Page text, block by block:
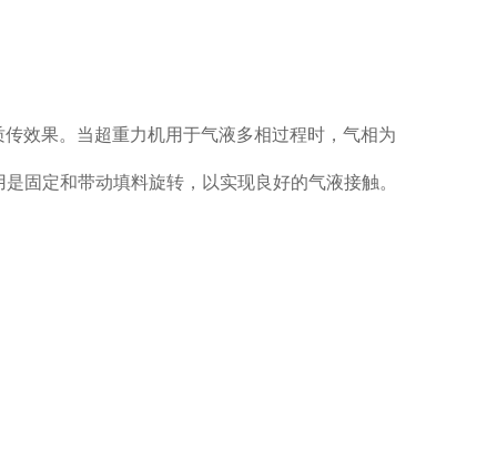
效果。当超重力机用于气液多相过程时，气相为
固定和带动填料旋转，以实现良好的气液接触。